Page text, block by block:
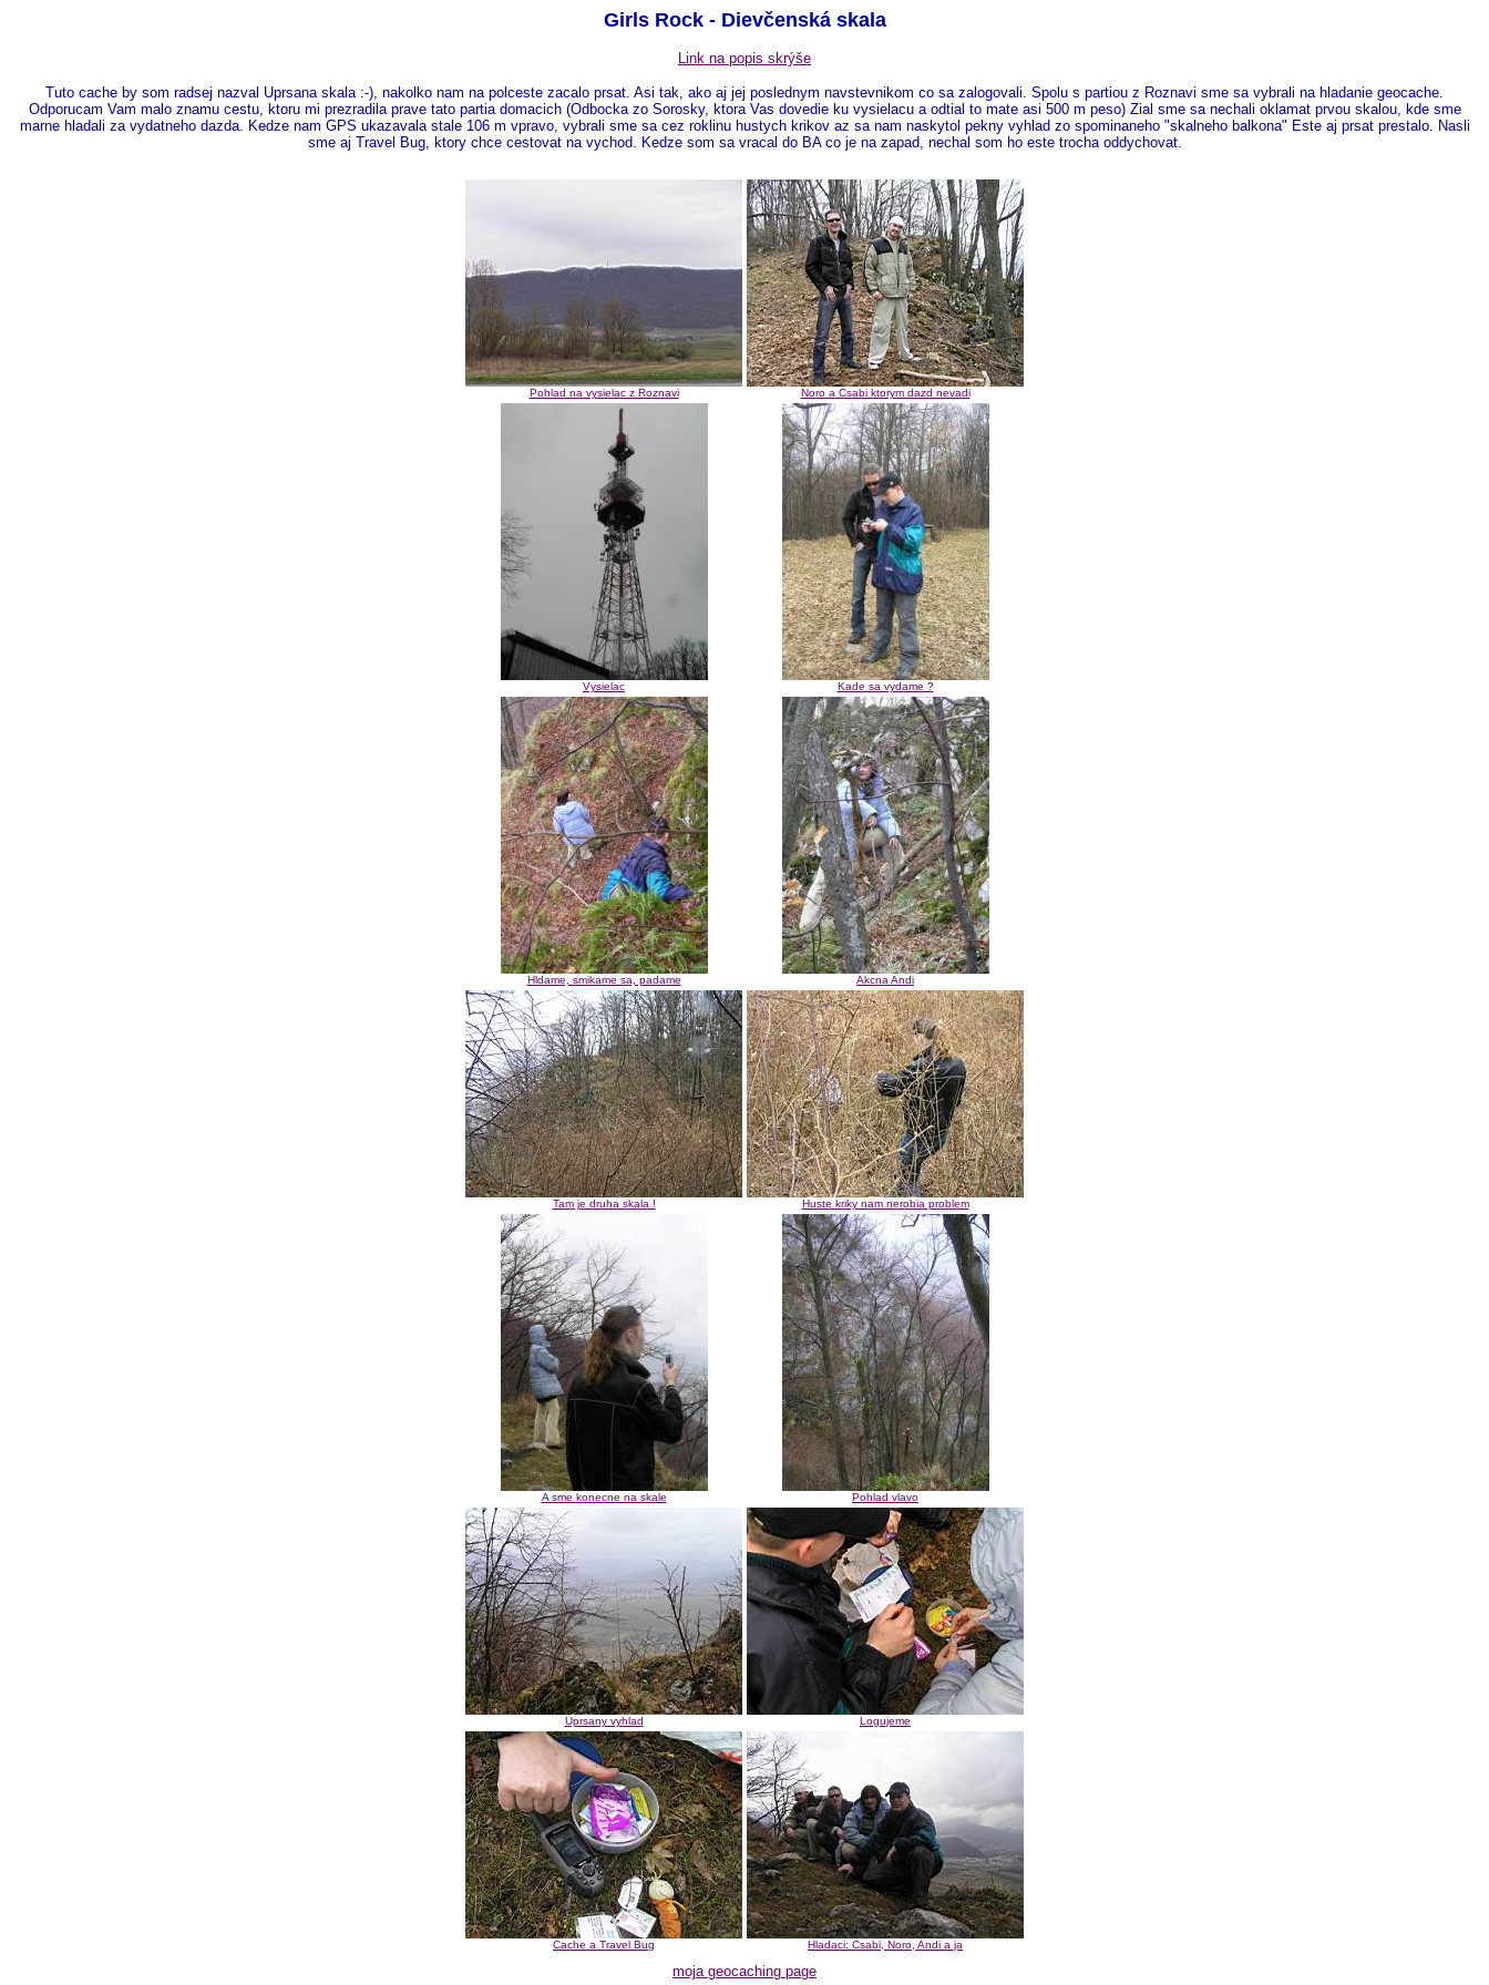
Girls Rock - Dievčenská skala
Link na popis skrýše
Tuto cache by som radsej nazval Uprsana skala :-), nakolko nam na polceste zacalo prsat. Asi tak, ako aj jej poslednym navstevnikom co sa zalogovali. Spolu s partiou z Roznavi sme sa vybrali na hladanie geocache.
Odporucam Vam malo znamu cestu, ktoru mi prezradila prave tato partia domacich (Odbocka zo Sorosky, ktora Vas dovedie ku vysielacu a odtial to mate asi 500 m peso) Zial sme sa nechali oklamat prvou skalou, kde sme
marne hladali za vydatneho dazda. Kedze nam GPS ukazavala stale 106 m vpravo, vybrali sme sa cez roklinu hustych krikov az sa nam naskytol pekny vyhlad zo spominaneho "skalneho balkona" Este aj prsat prestalo. Nasli
sme aj Travel Bug, ktory chce cestovat na vychod. Kedze som sa vracal do BA co je na zapad, nechal som ho este trocha oddychovat.
Pohlad na vysielac z Roznavi Noro a Csabi ktorym dazd nevadi
Vysielac Kade sa vydame ?
Hldame, smikame sa, padame Akcna Andi
Tam je druha skala ! Huste kriky nam nerobia problem
A sme konecne na skale Pohlad vlavo
Uprsany vyhlad Logujeme
Cache a Travel Bug Hladaci: Csabi, Noro, Andi a ja
moja geocaching page